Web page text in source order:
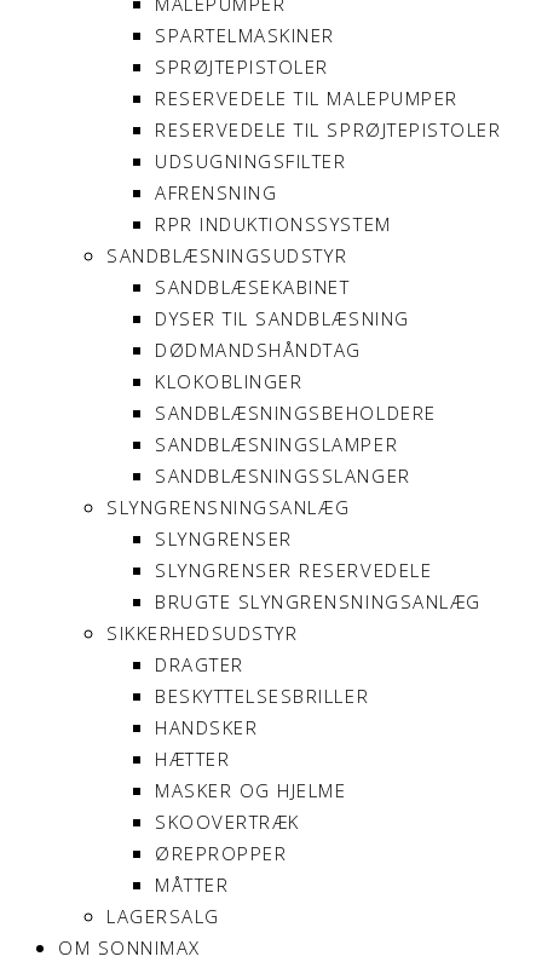
SPARTELMASKINER
SPRØJTEPISTOLER
RESERVEDELE TIL MALEPUMPER
RESERVEDELE TIL SPRØJTEPISTOLER
UDSUGNINGSFILTER
AFRENSNING
RPR INDUKTIONSSYSTEM
SANDBLÆSNINGSUDSTYR
SANDBLÆSEKABINET
DYSER TIL SANDBLÆSNING
DØDMANDSHÅNDTAG
KLOKOBLINGER
SANDBLÆSNINGSBEHOLDERE
SANDBLÆSNINGSLAMPER
SANDBLÆSNINGSSLANGER
SLYNGRENSNINGSANLÆG
SLYNGRENSER
SLYNGRENSER RESERVEDELE
BRUGTE SLYNGRENSNINGSANLÆG
SIKKERHEDSUDSTYR
DRAGTER
BESKYTTELSESBRILLER
HANDSKER
HÆTTER
MASKER OG HJELME
SKOOVERTRÆK
ØREPROPPER
MÅTTER
LAGERSALG
OM SONNIMAX